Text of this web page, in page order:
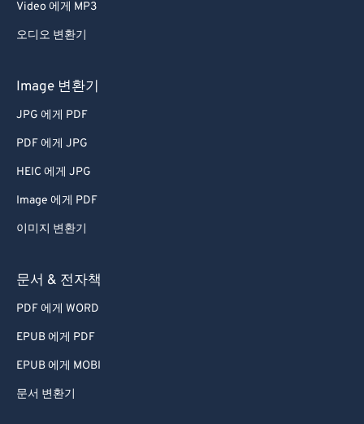
Video 에게 MP3
오디오 변환기
Image 변환기
JPG 에게 PDF
PDF 에게 JPG
HEIC 에게 JPG
Image 에게 PDF
이미지 변환기
문서 & 전자책
PDF 에게 WORD
EPUB 에게 PDF
EPUB 에게 MOBI
문서 변환기